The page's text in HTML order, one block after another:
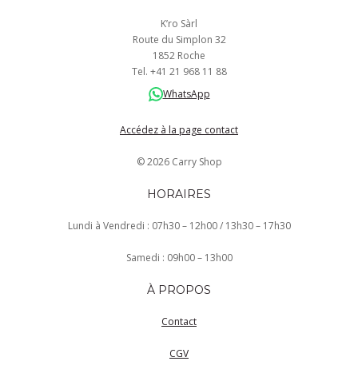
K’ro Sàrl
Route du Simplon 32
1852 Roche
Tel. +41 21 968 11 88
WhatsApp
Accédez à la page contact
© 2026 Carry Shop
HORAIRES
Lundi à Vendredi : 07h30 – 12h00 / 13h30 – 17h30
Samedi : 09h00 – 13h00
À PROPOS
Contact
CGV